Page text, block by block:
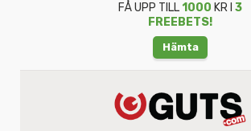
FÅ UPP TILL1000 KR I 3
FREEBETS!
Hämta